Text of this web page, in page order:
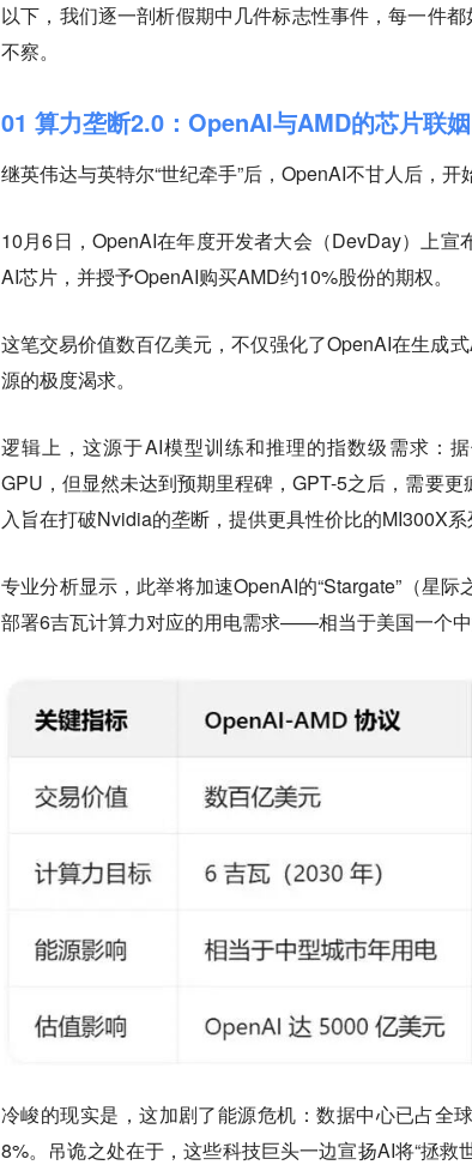
以下，我们逐一剖析假期中几件标志性事件，每一件
不察。
01 算力垄断2.0：OpenAI与AMD的芯片联姻
继英伟达与英特尔“世纪牵手”后，OpenAI不甘人后，开
10月6日，OpenAI在年度开发者大会（DevDay）上
AI芯片，并授予OpenAI购买AMD约10%股份的期权。
这笔交易价值数百亿美元，不仅强化了OpenAI在生成
源的极度渴求。
逻辑上，这源于AI模型训练和推理的指数级需求：
GPU，但显然未达到预期里程碑，GPT-5之后，需要
入旨在打破Nvidia的垄断，提供更具性价比的MI300X系
专业分析显示，此举将加速OpenAI的“Stargate”（星
部署6吉瓦计算力对应的用电需求——相当于美国一个中
冷峻的现实是，这加剧了能源危机：数据中心已占全
8%。吊诡之处在于，这些科技巨头一边宣扬AI将“拯